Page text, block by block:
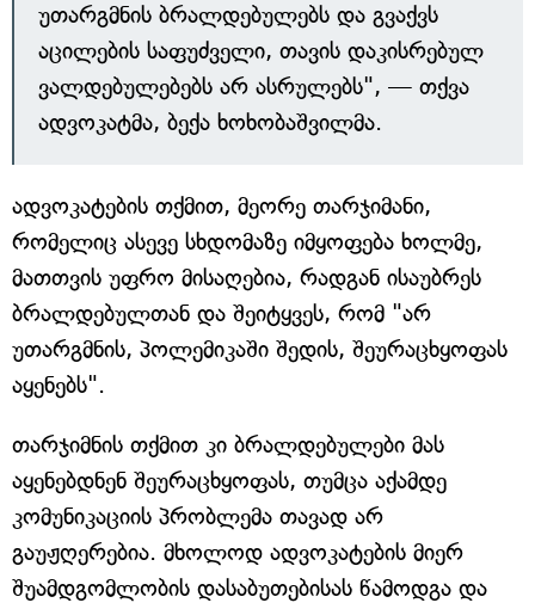
უთარგმნის ბრალდებულებს და გვაქვს
აცილების საფუძველი, თავის დაკისრებულ
ვალდებულებებს არ ასრულებს", — თქვა
ადვოკატმა, ბექა ხოხობაშვილმა.
ადვოკატების თქმით, მეორე თარჯიმანი,
რომელიც ასევე სხდომაზე იმყოფება ხოლმე,
მათთვის უფრო მისაღებია, რადგან ისაუბრეს
ბრალდებულთან და შეიტყვეს, რომ "არ
უთარგმნის, პოლემიკაში შედის, შეურაცხყოფას
აყენებს".
თარჯიმნის თქმით კი ბრალდებულები მას
აყენებდნენ შეურაცხყოფას, თუმცა აქამდე
კომუნიკაციის პრობლემა თავად არ
გაუჟღერებია. მხოლოდ ადვოკატების მიერ
შუამდგომლობის დასაბუთებისას წამოდგა და